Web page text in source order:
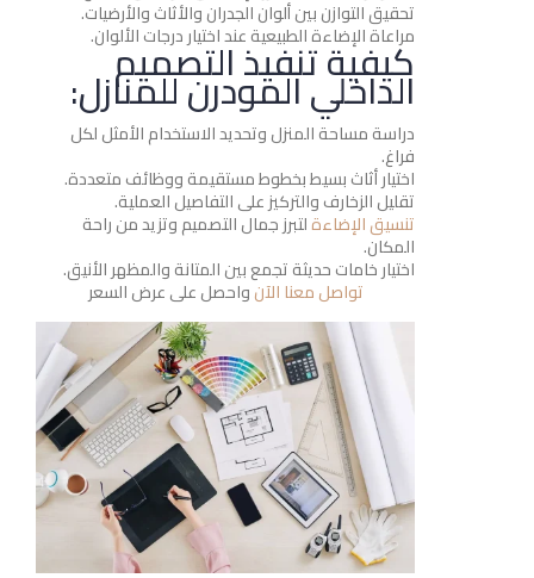
تحقيق التوازن بين ألوان الجدران والأثاث والأرضيات.
مراعاة الإضاءة الطبيعية عند اختيار درجات الألوان.
كيفية تنفيذ التصميم
الداخلي المودرن للمنازل:
دراسة مساحة المنزل وتحديد الاستخدام الأمثل لكل
فراغ.
اختيار أثاث بسيط بخطوط مستقيمة ووظائف متعددة.
تقليل الزخارف والتركيز على التفاصيل العملية.
تنسيق الإضاءةلتبرز جمال التصميم وتزيد من راحة
المكان.
اختيار خامات حديثة تجمع بين المتانة والمظهر الأنيق.
تواصل معنا الآنواحصل على عرض السعر